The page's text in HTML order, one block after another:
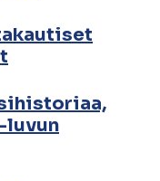
luvun